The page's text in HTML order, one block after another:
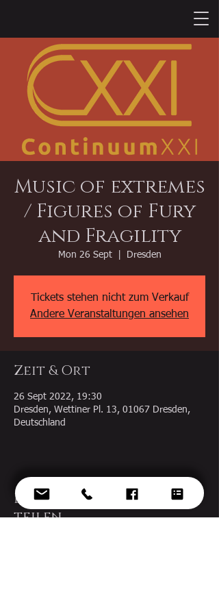
Music of extremes
/ Figures of Fury
and Fragility
Mon 26 Sept
  |
Dresden
Tickets stehen nicht zum Verkauf
Andere Veranstaltungen ansehen
Zeit & Ort
26 Sept 2022, 19:30
Dresden, Wettiner Pl. 13, 01067 Dresden,
Deutschland
Diese Veranstaltung
teilen